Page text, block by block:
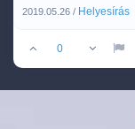
2019.05.26 / Helyesírás
0